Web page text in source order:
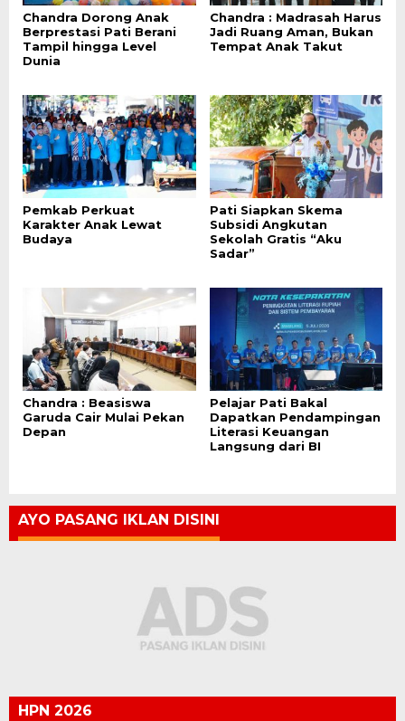
Chandra Dorong Anak
Berprestasi Pati Berani
Tampil hingga Level
Dunia
Chandra : Madrasah Harus
Jadi Ruang Aman, Bukan
Tempat Anak Takut
Pemkab Perkuat
Karakter Anak Lewat
Budaya
Pati Siapkan Skema
Subsidi Angkutan
Sekolah Gratis “Aku
Sadar”
Chandra : Beasiswa
Garuda Cair Mulai Pekan
Depan
Pelajar Pati Bakal
Dapatkan Pendampingan
Literasi Keuangan
Langsung dari BI
AYO PASANG IKLAN DISINI
HPN 2026